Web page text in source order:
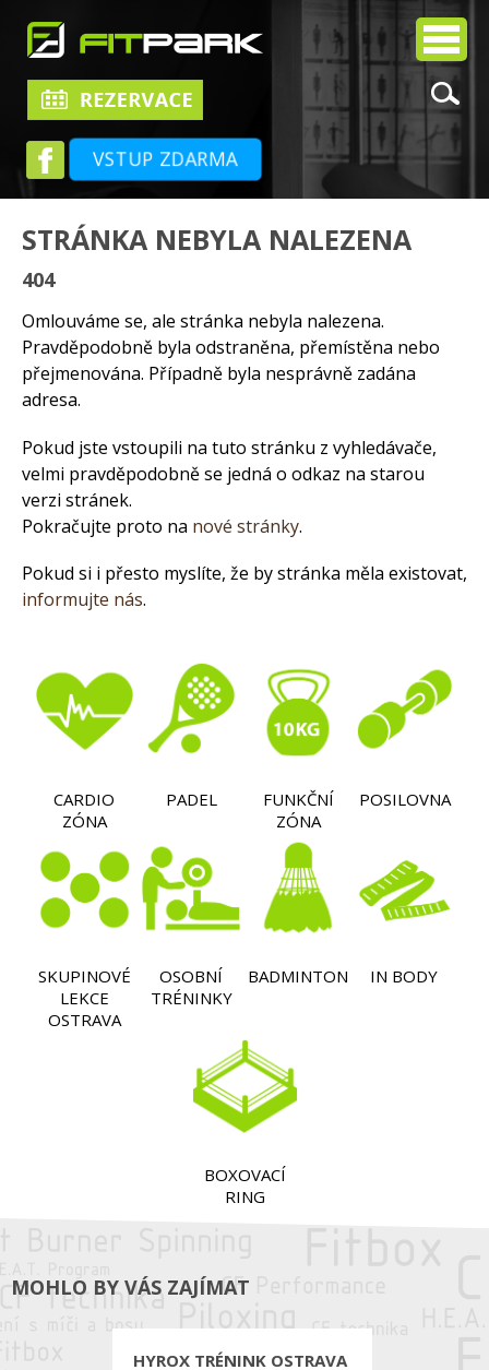
VSTUP ZDARMA
STRÁNKA NEBYLA NALEZENA
404
Omlouváme se, ale stránka nebyla nalezena.
Pravděpodobně byla odstraněna, přemístěna nebo
přejmenována. Případně byla nesprávně zadána
adresa.
Pokud jste vstoupili na tuto stránku z vyhledávače,
velmi pravděpodobně se jedná o odkaz na starou
verzi stránek.
Pokračujte proto na nové stránky.
Pokud si i přesto myslíte, že by stránka měla existovat,
informujte nás.
CARDIO
ZÓNA
PADEL
FUNKČNÍ
ZÓNA
POSILOVNA
SKUPINOVÉ
LEKCE
OSTRAVA
OSOBNÍ
TRÉNINKY
BADMINTON IN BODY
BOXOVACÍ
RING
MOHLO BY VÁS ZAJÍMAT
HYROX TRÉNINK OSTRAVA